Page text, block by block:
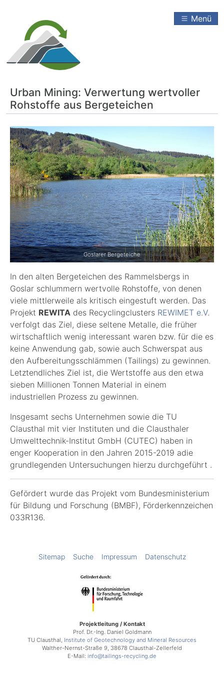
Menü
Urban Mining: Verwertung wertvoller
Rohstoffe aus Bergeteichen
Goslarer Bergeteiche
In den alten Bergeteichen des Rammelsbergs in
Goslar schlummern wertvolle Rohstoffe, von denen
viele mittlerweile als kritisch eingestuft werden. Das
Projekt REWITA des Recyclingclusters REWIMET e.V.
verfolgt das Ziel, diese seltene Metalle, die früher
wirtschaftlich wenig interessant waren bzw. für die es
keine Anwendung gab, sowie auch Schwerspat aus
den Aufbereitungsschlämmen (Tailings) zu gewinnen.
Letztendliches Ziel ist, die Wertstoffe aus den etwa
sieben Millionen Tonnen Material in einem
industriellen Prozess zu gewinnen.
Insgesamt sechs Unternehmen sowie die TU
Clausthal mit vier Instituten und die Clausthaler
Umwelttechnik-Institut GmbH (CUTEC) haben in
enger Kooperation in den Jahren 2015-2019 adie
grundlegenden Untersuchungen hierzu durchgeführt .
Gefördert wurde das Projekt vom Bundesministerium
für Bildung und Forschung (BMBF), Förderkennzeichen
033R136.
Sitemap Suche Impressum Datenschutz
Projektleitung / Kontakt
Prof. Dr.-Ing. Daniel Goldmann
TU Clausthal, Institute of Geotechnology and Mineral Resources
Walther-Nernst-Straße 9, 38678 Clausthal-Zellerfeld
E-Mail: info@tailings-recycling.de